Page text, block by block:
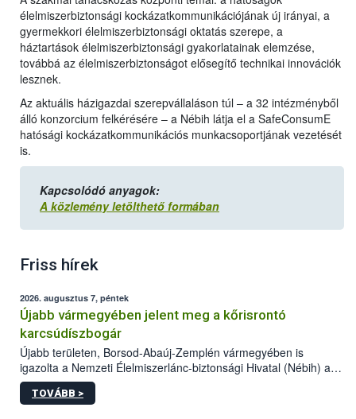
élelmiszerbiztonsági kockázatkommunikációjának új irányai, a
gyermekkori élelmiszerbiztonsági oktatás szerepe, a
háztartások élelmiszerbiztonsági gyakorlatainak elemzése,
továbbá az élelmiszerbiztonságot elősegítő technikai innovációk
lesznek.
Az aktuális házigazdai szerepvállaláson túl – a 32 intézményből
álló konzorcium felkérésére – a Nébih látja el a SafeConsumE
hatósági kockázatkommunikációs munkacsoportjának vezetését
is.
Kapcsolódó anyagok:
A közlemény letölthető formában
Friss hírek
2026. augusztus 7, péntek
Újabb vármegyében jelent meg a kőrisrontó
karcsúdíszbogár
Újabb területen, Borsod-Abaúj-Zemplén vármegyében is
igazolta a Nemzeti Élelmiszerlánc-biztonsági Hivatal (Nébih) a
kőrisrontó karcsúdíszbogár (Agrilus planipennis) jelenlétét. A
kártevőt nem csak színcsapdában találták meg, de már fertőzött
TOVÁBB >